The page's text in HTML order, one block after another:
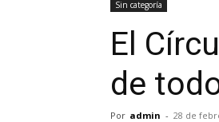
Sin categoría
El
de
Por admin - 28 de